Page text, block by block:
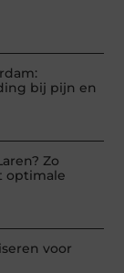
bij pijn en
Zo
optimale
voor